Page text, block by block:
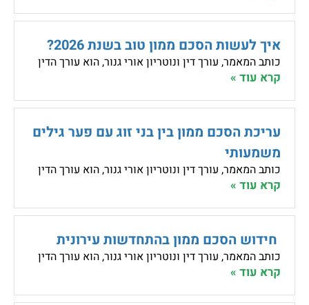
איך לעשות הסכם ממון טוב בשנת 2026?
כותב המאמר, עורך דין ונוטריון אורי גנור, הוא עורך הדין
קרא עוד »
עריכת הסכם ממון בין בני זוג עם פער גילים
משמעותי
כותב המאמר, עורך דין ונוטריון אורי גנור, הוא עורך הדין
קרא עוד »
חידוש הסכם ממון בהתחדשות עירונית
כותב המאמר, עורך דין ונוטריון אורי גנור, הוא עורך הדין
קרא עוד »